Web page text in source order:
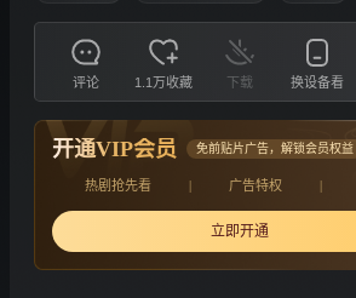
评论 1.1万收藏 下载 换设备看
开通VIP会员 免前贴片广告，解锁会员权益
热剧抢先看 | 广告特权 |
立即开通